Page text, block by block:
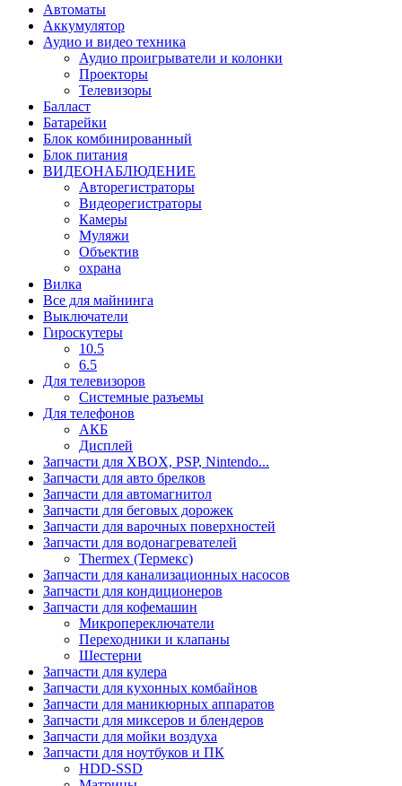
Автоматы
Аккумулятор
Аудио и видео техника
Аудио проигрыватели и колонки
Проекторы
Телевизоры
Балласт
Батарейки
Блок комбинированный
Блок питания
ВИДЕОНАБЛЮДЕНИЕ
Авторегистраторы
Видеорегистраторы
Камеры
Муляжи
Объектив
охрана
Вилка
Все для майнинга
Выключатели
Гироскутеры
10.5
6.5
Для телевизоров
Системные разъемы
Для телефонов
АКБ
Дисплей
Запчасти для XBOX, PSP, Nintendo...
Запчасти для авто брелков
Запчасти для автомагнитол
Запчасти для беговых дорожек
Запчасти для варочных поверхностей
Запчасти для водонагревателей
Thermex (Термекс)
Запчасти для канализационных насосов
Запчасти для кондиционеров
Запчасти для кофемашин
Микропереключатели
Переходники и клапаны
Шестерни
Запчасти для кулера
Запчасти для кухонных комбайнов
Запчасти для маникюрных аппаратов
Запчасти для миксеров и блендеров
Запчасти для мойки воздуха
Запчасти для ноутбуков и ПК
HDD-SSD